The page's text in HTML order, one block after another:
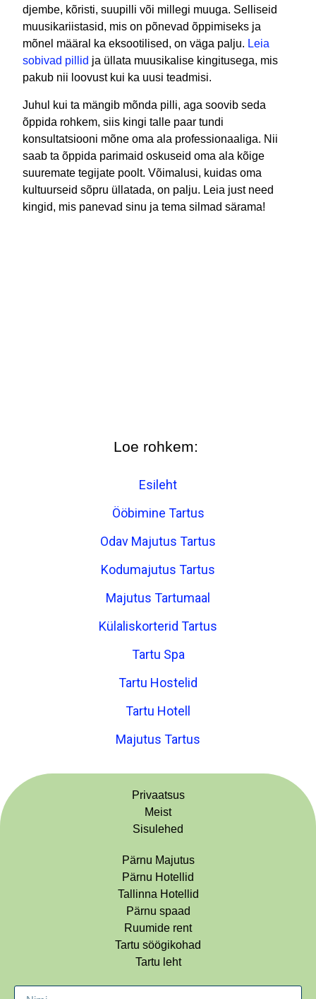
djembe, kõristi, suupilli või millegi muuga. Selliseid
muusikariistasid, mis on põnevad õppimiseks ja
mõnel määral ka eksootilised, on väga palju. Leia
sobivad pillid ja üllata muusikalise kingitusega, mis
pakub nii loovust kui ka uusi teadmisi.
Juhul kui ta mängib mõnda pilli, aga soovib seda
õppida rohkem, siis kingi talle paar tundi
konsultatsiooni mõne oma ala professionaaliga. Nii
saab ta õppida parimaid oskuseid oma ala kõige
suuremate tegijate poolt. Võimalusi, kuidas oma
kultuurseid sõpru üllatada, on palju. Leia just need
kingid, mis panevad sinu ja tema silmad särama!
Loe rohkem:
Esileht
Ööbimine Tartus
Odav Majutus Tartus
Kodumajutus Tartus
Majutus Tartumaal
Külaliskorterid Tartus
Tartu Spa
Tartu Hostelid
Tartu Hotell
Majutus Tartus
Privaatsus
Meist
Sisulehed
Pärnu Majutus
Pärnu Hotellid
Tallinna Hotellid
Pärnu spaad
Ruumide rent
Tartu söögikohad
Tartu leht